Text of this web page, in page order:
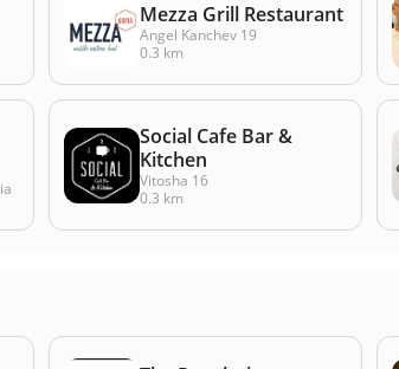
Mezza Grill Restaurant
Angel Kanchev 19
0.3 km
Social Cafe Bar &
Kitchen
Vitosha 16
0.3 km